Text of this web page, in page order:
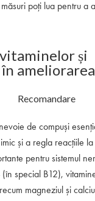
poți lua pentru a
și
de compuși
și a regla reacțiile la
pentru sistemul
special B12),
magneziul și